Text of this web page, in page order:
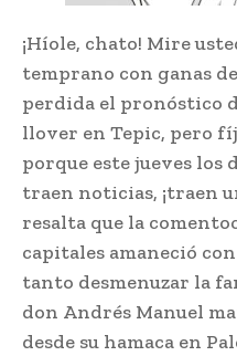
¡Híole, chato! Mire
temprano con ganas
perdida el pronóstico
llover en Tepic, pero
porque este jueves los
traen noticias, ¡traen
resalta que la
capitales amaneció
tanto desmenuzar la
don Andrés Manuel
desde su hamaca en